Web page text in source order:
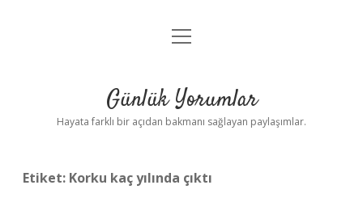
Anasayfa
Yasal Uyarı
menüyü
Günlük Yorumlar
Hayata farklı bir açıdan bakmanı sağlayan paylaşımlar.
Etiket: Korku kaç yılında çıktı